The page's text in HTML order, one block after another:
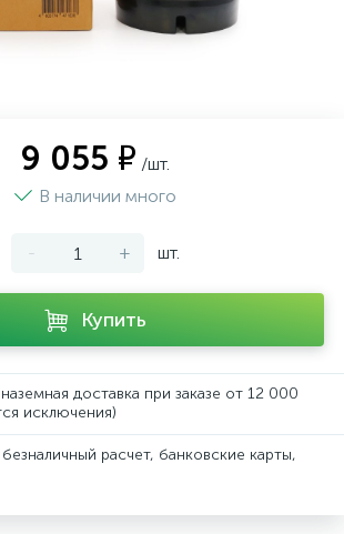
9 055 ₽ /шт.
В наличии много
- + шт.
Купить
доставка при заказе от 12 000
исключения)
расчет, банковские карты,